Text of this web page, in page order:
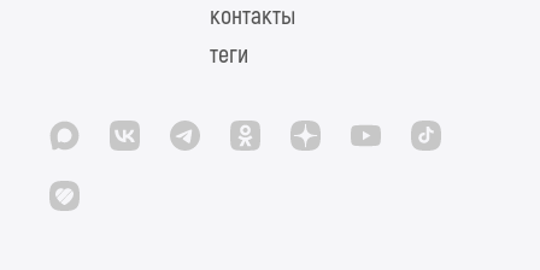
контакты
теги